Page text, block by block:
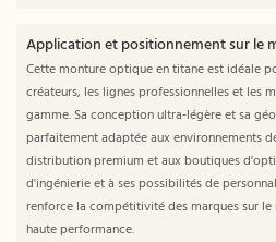
Application et positionnement sur le
Cette monture optique en titane est idéale
créateurs, les lignes professionnelles et les
gamme. Sa conception ultra-légère et sa
parfaitement adaptée aux environnements
distribution premium et aux boutiques
d'ingénierie et à ses possibilités de
renforce la compétitivité des marques sur
haute performance.